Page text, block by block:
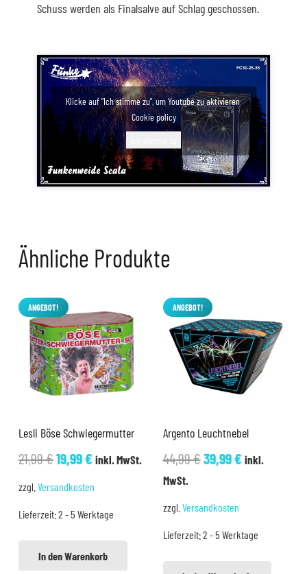
Schuss werden als Finalsalve auf Schlag geschossen.
Klicke auf "Ich stimme zu", um Youtube zu aktivieren
Cookie policy
Ähnliche Produkte
ANGEBOT!
Lesli Böse Schwiegermutter
21,99€Ursprünglicher
21,99 €
19,99€Aktueller
19,99 €.
inkl. MwSt.
zzgl. Versandkosten
Lieferzeit:2 - 5 Werktage
In den Warenkorb
ANGEBOT!
Argento Leuchtnebel
44,99€Ursprünglicher
39,99€Aktueller
inkl.
MwSt.
zzgl. Versandkosten
Lieferzeit:2 - 5 Werktage